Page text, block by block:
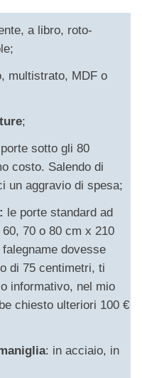
a libro, roto-
multistrato, MDF o
;
sotto gli 80
costo. Salendo di
un aggravio di spesa;
le porte standard ad
70 o 80 cm x 210
dovesse
di 75 centimetri, ti
informativo, nel mio
chiesto ulteriori 100 €
: in acciaio, in